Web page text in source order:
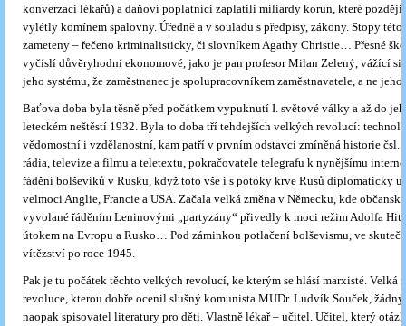
konverzaci lékařů) a daňoví poplatníci zaplatili miliardy korun, které později
vylétly komínem spalovny. Úředně a v souladu s předpisy, zákony. Stopy této
zameteny – řečeno kriminalisticky, či slovníkem Agathy Christie… Přesné
vyčíslí důvěryhodní ekonomové, jako je pan profesor Milan Zelený, vážící si
jeho systému, že zaměstnanec je spolupracovníkem zaměstnavatele, a ne
Baťova doba byla těsně před počátkem vypuknutí I. světové války a až do
leteckém neštěstí 1932. Byla to doba tří tehdejších velkých revolucí:
vědomostní i vzdělanostní, kam patří v prvním odstavci zmíněná historie čsl.
rádia, televize a filmu a teletextu, pokračovatele telegrafu k nynějšímu
řádění bolševiků v Rusku, když toto vše i s potoky krve Rusů diplomaticky
velmoci Anglie, Francie a USA. Začala velká změna v Německu, kde
vyvolané řáděním Leninovými „partyzány“ přivedly k moci režim Adolfa
útokem na Evropu a Rusko… Pod záminkou potlačení bolševismu, ve
vítězství po roce 1945.
Pak je tu počátek těchto velkých revolucí, ke kterým se hlásí marxisté. Velká
revoluce, kterou dobře ocenil slušný komunista MUDr. Ludvík Souček,
naopak spisovatel literatury pro děti. Vlastně lékař – učitel. Učitel, který